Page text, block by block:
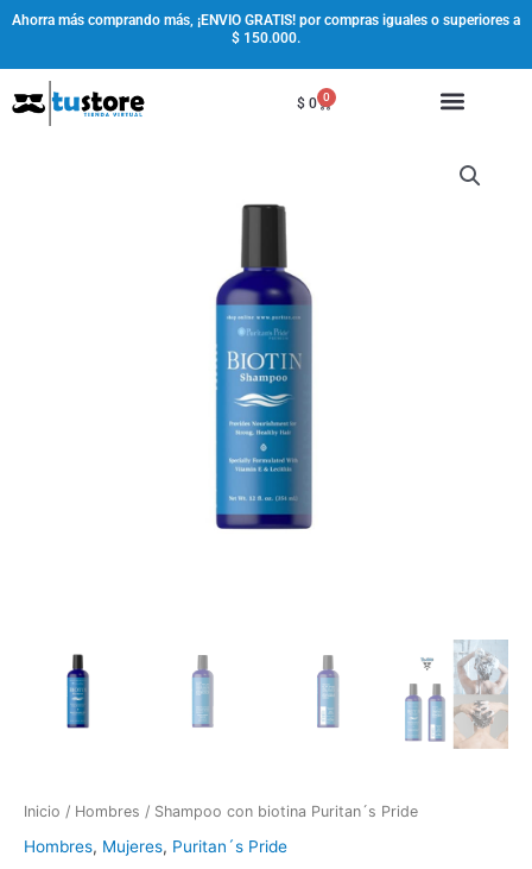
contenido
Ahorra más comprando más, ¡ENVIO GRATIS! por compras iguales o superiores a
$ 150.000.
$0 0
Cart
Inicio / Hombres / Shampoo con biotina Puritan´s Pride
Hombres, Mujeres, Puritan´s Pride